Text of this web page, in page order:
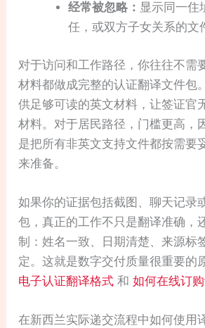
经常被忽略： 显示同一住
任，或双方子女关系的文
对于访问和工作路径，你往往不需
材料都做成完整的认证翻译文件包
供足够可读的英文材料，让签证官
材料。对于居民路径，门槛更高，
是把所有非英文支持文件都按需要
来准备。
如果你的证据包括截图、聊天记录
包，真正的工作不只是翻译准确，
制：姓名一致、日期清楚、来源标
定。这就是数字交付质量很重要的
电子认证翻译格式 和如何在线订
在新西兰实际递交流程中如何使用